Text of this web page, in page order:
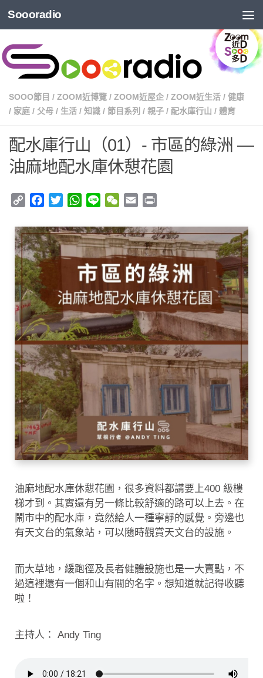
Soooradio
SOOO節目 / ZOOM近博覽 / ZOOM近屋企 / ZOOM近生活 / 健康
/ 家庭 / 父母 / 生活 / 知識 / 節目系列 / 親子 / 配水庫行山 / 體育
配水庫行山（01）- 市區的綠洲 —
油麻地配水庫休憇花園
Copy
Facebook
TwitterWhatsApp
Line WeChat
Email
油麻地配水庫休憇花園，很多資料都講要上400 級樓
梯才到。其實還有另一條比較舒適的路可以上去。在
鬧市中的配水庫，竟然給人一種寧靜的感覺。旁邊也
有天文台的氣象站，可以隨時觀賞天文台的設施。
而大草地，緩跑徑及長者健體設施也是一大賣點，不
過這裡還有一個和山有關的名字。想知道就記得收聽
啦！
主持人： Andy Ting